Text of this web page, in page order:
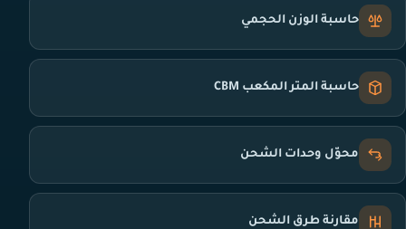
حاسبة الوزن الحجمي
حاسبة المتر المكعب CBM
محوّل وحدات الشحن
مقارنة طرق الشحن